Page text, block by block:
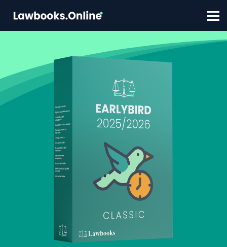
FAQ
Contact
Account aanmaken
Inloggen